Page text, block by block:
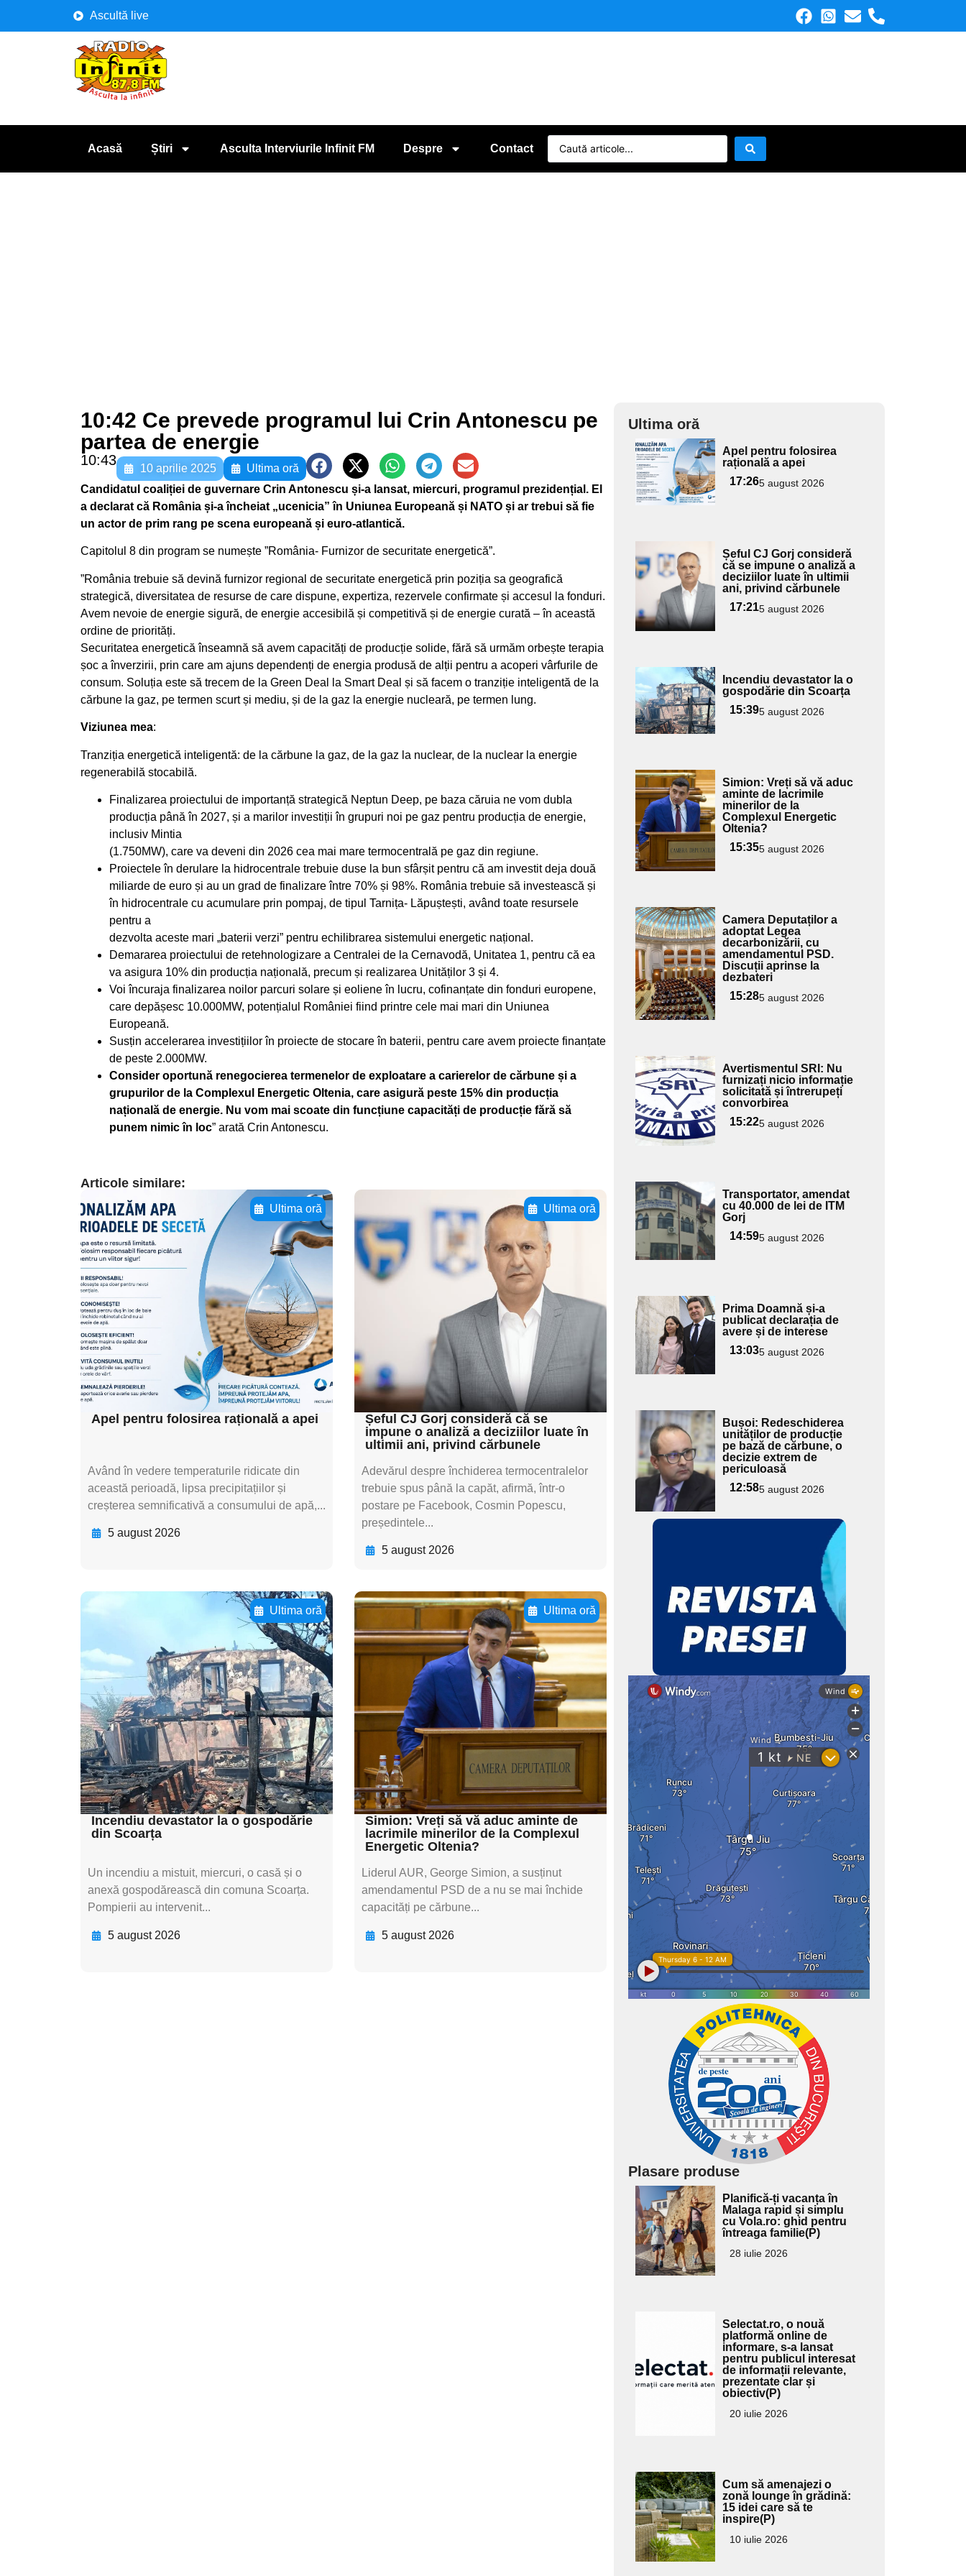
Ascultă live
Acasă Știri Asculta Interviurile Infinit FM Despre Contact
10:42 Ce prevede programul lui Crin Antonescu pe
partea de energie
10:43
10 aprilie 2025
Ultima oră
Candidatul coaliției de guvernare Crin Antonescu și-a lansat, miercuri, programul prezidențial. El
a declarat că România și-a încheiat „ucenicia” în Uniunea Europeană și NATO și ar trebui să fie
un actor de prim rang pe scena europeană și euro-atlantică.
Capitolul 8 din program se numește ”România- Furnizor de securitate energetică”.
”România trebuie să devină furnizor regional de securitate energetică prin poziția sa geografică
strategică, diversitatea de resurse de care dispune, expertiza, rezervele confirmate și accesul la fonduri.
Avem nevoie de energie sigură, de energie accesibilă și competitivă și de energie curată – în această
ordine de priorități.
Securitatea energetică înseamnă să avem capacități de producție solide, fără să urmăm orbește terapia
șoc a înverzirii, prin care am ajuns dependenți de energia produsă de alții pentru a acoperi vârfurile de
consum. Soluția este să trecem de la Green Deal la Smart Deal și să facem o tranziție inteligentă de la
cărbune la gaz, pe termen scurt și mediu, și de la gaz la energie nucleară, pe termen lung.
Viziunea mea:
Tranziția energetică inteligentă: de la cărbune la gaz, de la gaz la nuclear, de la nuclear la energie
regenerabilă stocabilă.
Finalizarea proiectului de importanță strategică Neptun Deep, pe baza căruia ne vom dubla
producția până în 2027, și a marilor investiții în grupuri noi pe gaz pentru producția de energie,
inclusiv Mintia
(1.750MW), care va deveni din 2026 cea mai mare termocentrală pe gaz din regiune.
Proiectele în derulare la hidrocentrale trebuie duse la bun sfârșit pentru că am investit deja două
miliarde de euro și au un grad de finalizare între 70% și 98%. România trebuie să investească și
în hidrocentrale cu acumulare prin pompaj, de tipul Tarnița- Lăpuștești, având toate resursele
pentru a
dezvolta aceste mari „baterii verzi” pentru echilibrarea sistemului energetic național.
Demararea proiectului de retehnologizare a Centralei de la Cernavodă, Unitatea 1, pentru că ea
va asigura 10% din producția națională, precum și realizarea Unităților 3 și 4.
Voi încuraja finalizarea noilor parcuri solare și eoliene în lucru, cofinanțate din fonduri europene,
care depășesc 10.000MW, potențialul României fiind printre cele mai mari din Uniunea
Europeană.
Susțin accelerarea investițiilor în proiecte de stocare în baterii, pentru care avem proiecte finanțate
de peste 2.000MW.
Consider oportună renegocierea termenelor de exploatare a carierelor de cărbune și a
grupurilor de la Complexul Energetic Oltenia, care asigură peste 15% din producția
națională de energie. Nu vom mai scoate din funcțiune capacități de producție fără să
punem nimic în loc” arată Crin Antonescu.
Articole similare:
Ultima oră
Adaugă aici textul
pentru
subtitluAdaugă aici
textul pentru
subtitluAdaugă aici
textul pentru
subtitluAdaugă aici
textul pentru subti
Apel pentru folosirea rațională a apei
Având în vedere temperaturile ridicate din
această perioadă, lipsa precipitațiilor și
creșterea semnificativă a consumului de apă,...
5 august 2026
Ultima oră
Adaugă aici textul
pentru
subtitluAdaugă aici
textul pentru
subtitluAdaugă aici
textul pentru
subtitluAdaugă aici
textul pentru subti
Șeful CJ Gorj consideră că se
impune o analiză a deciziilor luate în
ultimii ani, privind cărbunele
Adevărul despre închiderea termocentralelor
trebuie spus până la capăt, afirmă, într-o
postare pe Facebook, Cosmin Popescu,
președintele...
5 august 2026
Ultima oră
Adaugă aici textul
pentru
subtitluAdaugă aici
textul pentru
subtitluAdaugă aici
textul pentru
subtitluAdaugă aici
textul pentru subti
Incendiu devastator la o gospodărie
din Scoarța
Un incendiu a mistuit, miercuri, o casă și o
anexă gospodărească din comuna Scoarța.
Pompierii au intervenit...
5 august 2026
Ultima oră
Adaugă aici textul
pentru
subtitluAdaugă aici
textul pentru
subtitluAdaugă aici
textul pentru
subtitluAdaugă aici
textul pentru subti
Simion: Vreți să vă aduc aminte de
lacrimile minerilor de la Complexul
Energetic Oltenia?
Liderul AUR, George Simion, a susținut
amendamentul PSD de a nu se mai închide
capacități pe cărbune...
5 august 2026
Ultima oră
Adaugă
aici textul
pentru
subtitlu
Apel pentru folosirea
rațională a apei
17:265 august 2026
Adaugă
aici textul
pentru
subtitlu
Șeful CJ Gorj consideră
că se impune o analiză a
deciziilor luate în ultimii
ani, privind cărbunele
17:215 august 2026
Adaugă
aici textul
pentru
subtitlu
Incendiu devastator la o
gospodărie din Scoarța
15:395 august 2026
Adaugă
aici textul
pentru
subtitlu
Simion: Vreți să vă aduc
aminte de lacrimile
minerilor de la
Complexul Energetic
Oltenia?
15:355 august 2026
Adaugă
aici textul
pentru
subtitlu
Camera Deputaților a
adoptat Legea
decarbonizării, cu
amendamentul PSD.
Discuții aprinse la
dezbateri
15:285 august 2026
Adaugă
aici textul
pentru
subtitlu
Avertismentul SRI: Nu
furnizați nicio informație
solicitată și întrerupeți
convorbirea
15:225 august 2026
Adaugă
aici textul
pentru
subtitlu
Transportator, amendat
cu 40.000 de lei de ITM
Gorj
14:595 august 2026
Adaugă
aici textul
pentru
subtitlu
Prima Doamnă și-a
publicat declarația de
avere și de interese
13:035 august 2026
Adaugă
aici textul
pentru
subtitlu
Bușoi: Redeschiderea
unităților de producție
pe bază de cărbune, o
decizie extrem de
periculoasă
12:585 august 2026
Plasare produse
Adaugă
aici textul
pentru
subtitlu
Planifică-ți vacanța în
Malaga rapid și simplu
cu Vola.ro: ghid pentru
întreaga familie(P)
28 iulie 2026
subtitlu
Selectat.ro, o nouă
platformă online de
informare, s-a lansat
pentru publicul interesat
de informații relevante,
prezentate clar și
obiectiv(P)
20 iulie 2026
Adaugă
aici textul
pentru
subtitlu
Cum să amenajezi o
zonă lounge în grădină:
15 idei care să te
inspire(P)
10 iulie 2026